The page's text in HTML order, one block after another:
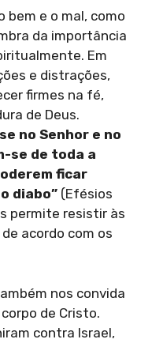
bem e o mal, como
da importância
Em
e distrações,
firmes na fé,
de Deus.
no Senhor e no
se de toda a
ficar
diabo” (Efésios
permite resistir às
acordo com os
nos convida
de Cristo.
contra Israel,